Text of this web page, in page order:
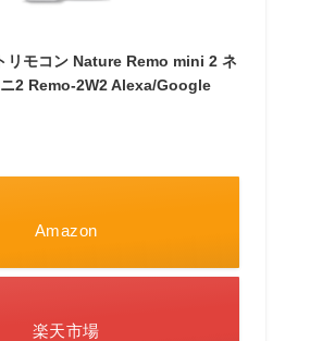
リモコン Nature Remo mini 2 ネ
2 Remo-2W2 Alexa/Google
Amazon
楽天市場